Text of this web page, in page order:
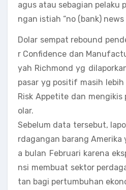
agus atau sebagian pelaku
ngan istiah “no (bank)
Dolar sempat rebound
r Confidence dan
yah Richmond yg
pasar yg positif masih
Risk Appetite dan mengikis
olar.
Sebelum data tersebut,
rdagangan barang Amerika
a bulan Februari karena
nsi membuat sektor
tan bagi pertumbuhan